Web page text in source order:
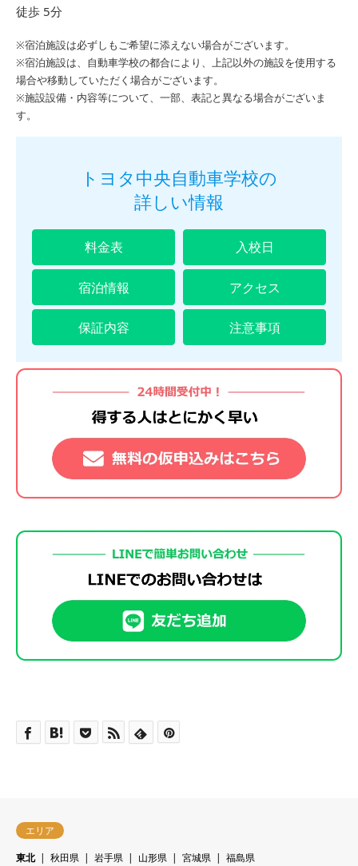
徒歩 5分
※宿泊施設は必ずしもご希望に添えない場合がございます。
※宿泊施設は、自動車学校の都合により、上記以外の施設を使用する
場合や移動していただく場合がございます。
※施設設備・内容等について、一部、表記と異なる場合がございま
す。
トヨタ中央自動車学校の
詳しい情報
料金表 入校日
宿泊情報 アクセス
保証内容 注意事項
エリア
東北
秋田県 岩手県 山形県 宮城県
福島県